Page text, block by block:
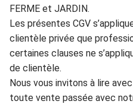
FERME et JARDIN.
Les présentes CGV s’
clientèle privée que
certaines clauses ne s’
de clientèle.
Nous vous invitons à lire av
toute vente passée avec